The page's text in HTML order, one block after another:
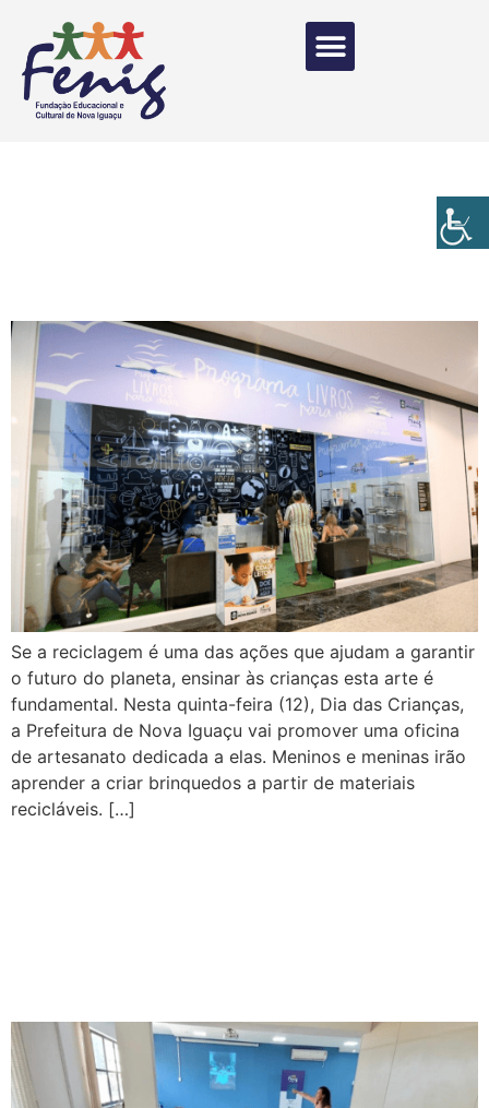
Se a reciclagem é uma das ações que ajudam a garantir
o futuro do planeta, ensinar às crianças esta arte é
fundamental. Nesta quinta-feira (12), Dia das Crianças,
a Prefeitura de Nova Iguaçu vai promover uma oficina
de artesanato dedicada a elas. Meninos e meninas irão
aprender a criar brinquedos a partir de materiais
recicláveis. […]